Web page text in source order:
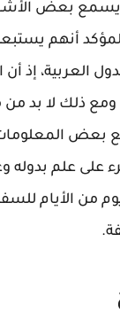
يسمع بعض
أنهم
العربية، إذ
ومع ذلك لا بد
بعض
على علم بدوله
من الأيام